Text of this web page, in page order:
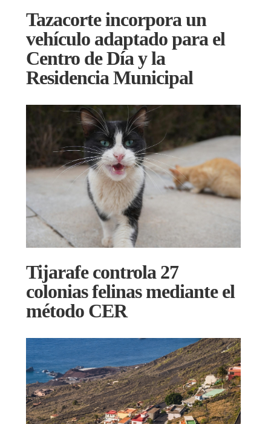
Tazacorte incorpora un
vehículo adaptado para el
Centro de Día y la
Residencia Municipal
Tijarafe controla 27
colonias felinas mediante el
método CER